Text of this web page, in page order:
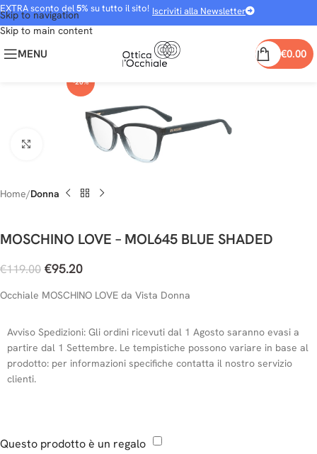
Skip to navigation
Skip to main content
EXTRA sconto del5% su tutto il sito! Iscriviti alla Newsletter
MENU €0.00
-20%
Clicca per ingrandire
Home Donna
MOSCHINO LOVE – MOL645 BLUE SHADED
€119.00 €95.20
Occhiale MOSCHINO LOVE da Vista Donna
Avviso Spedizioni: Gli ordini ricevuti dal 1 Agosto saranno evasi a
partire dal 1 Settembre. Le tempistiche possono variare in base al
prodotto: per informazioni specifiche contatta il nostro servizio
clienti.
Questo prodotto è un regalo